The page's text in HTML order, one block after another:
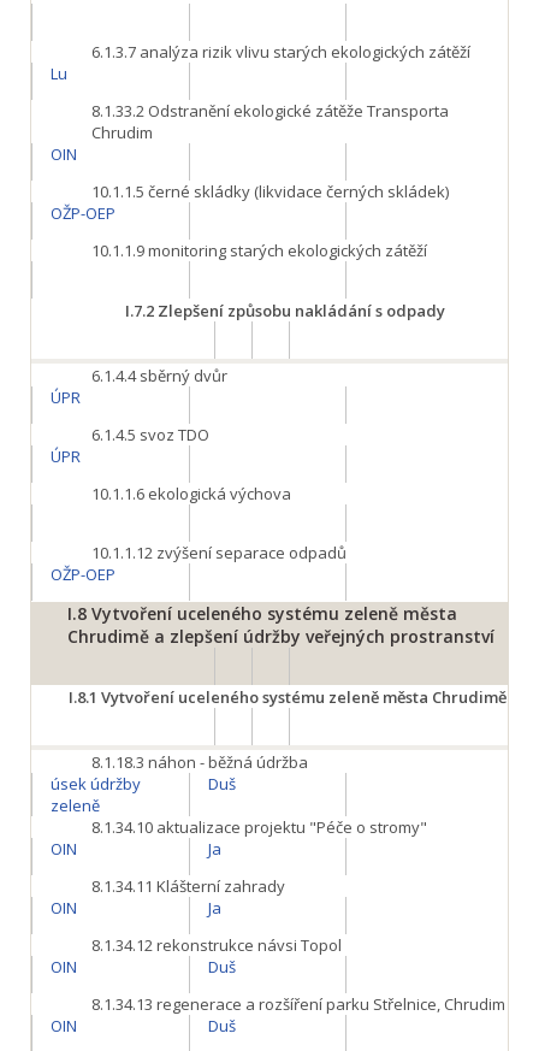
6.1.3.7 analýza rizik vlivu starých ekologických zátěží
Lu
8.1.33.2 Odstranění ekologické zátěže Transporta
Chrudim
OIN
10.1.1.5 černé skládky (likvidace černých skládek)
OŽP-OEP
10.1.1.9monitoring starých ekologických zátěží
I.7.2 Zlepšení způsobu nakládání s odpady
6.1.4.4sběrný dvůr
ÚPR
6.1.4.5 svoz TDO
ÚPR
10.1.1.6 ekologická výchova
10.1.1.12 zvýšení separace odpadů
OŽP-OEP
I.8 Vytvoření uceleného systému zeleně města
Chrudimě a zlepšení údržby veřejných prostranství
I.8.1 Vytvoření uceleného systému zeleně města Chrudimě
8.1.18.3 náhon - běžná údržba
úsek údržby
zeleně
Duš
8.1.34.10 aktualizace projektu "Péče o stromy"
OIN
Ja
8.1.34.11 Klášterní zahrady
OIN
Ja
8.1.34.12rekonstrukce návsi Topol
OIN
Duš
8.1.34.13 regenerace a rozšíření parku Střelnice, Chrudim
OIN
Duš